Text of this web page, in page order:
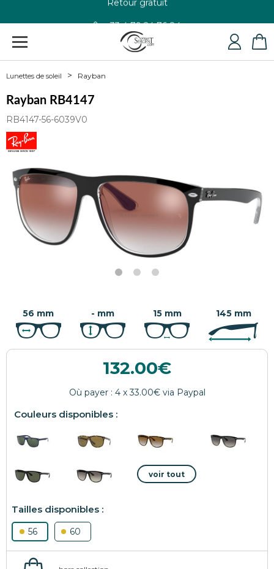
Lunettes de soleil Rayban
Rayban RB4147
RB4147-56-6039V0
56 mm - mm 15 mm 145 mm
132.00
56 60